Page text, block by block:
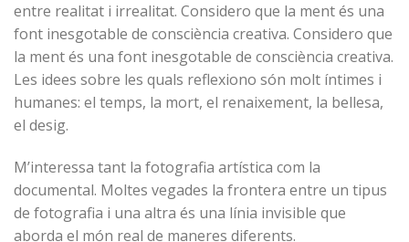
entre realitat i irrealitat. Considero que la ment és una
font inesgotable de consciència creativa. Considero que
la ment és una font inesgotable de consciència creativa.
Les idees sobre les quals reflexiono són molt íntimes i
humanes: el temps, la mort, el renaixement, la bellesa,
el desig.
M’interessa tant la fotografia artística com la
documental. Moltes vegades la frontera entre un tipus
de fotografia i una altra és una línia invisible que
aborda el món real de maneres diferents.